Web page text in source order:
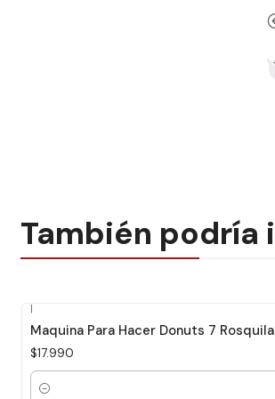
También
Maquina Para Hacer Donuts 7
$17.990